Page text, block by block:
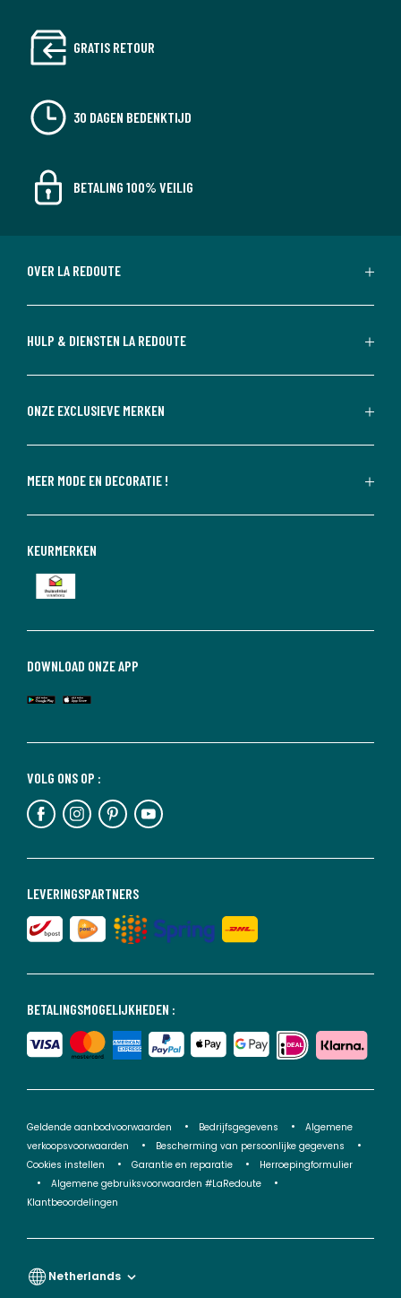
GRATIS RETOUR
30 DAGEN BEDENKTIJD
BETALING 100% VEILIG
OVER LA REDOUTE
HULP & DIENSTEN LA REDOUTE
ONZE EXCLUSIEVE MERKEN
MEER MODE EN DECORATIE !
BETALINGSMOGELIJKHEDEN :
LEVERINGSPARTNERS
VOLG ONS OP :
DOWNLOAD ONZE APP
KEURMERKEN
Geldende aanbodvoorwaarden Bedrijfsgegevens
Algemene
verkoopsvoorwaarden
Bescherming van persoonlijke gegevens
Cookies instellen
Garantie en reparatie
Herroepingformulier
Algemene gebruiksvoorwaarden #LaRedoute
Klantbeoordelingen
Netherlands